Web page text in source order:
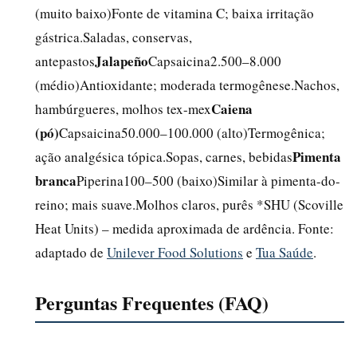
(muito baixo)Fonte de vitamina C; baixa irritação
gástrica.Saladas, conservas,
antepastosJalapeñoCapsaicina2.500–8.000
(médio)Antioxidante; moderada termogênese.Nachos,
hambúrgueres, molhos tex-mexCaiena
(pó)Capsaicina50.000–100.000 (alto)Termogênica;
ação analgésica tópica.Sopas, carnes, bebidasPimenta
brancaPiperina100–500 (baixo)Similar à pimenta-do-
reino; mais suave.Molhos claros, purês *SHU (Scoville
Heat Units) – medida aproximada de ardência. Fonte:
adaptado de Unilever Food Solutions e Tua Saúde.
Perguntas Frequentes (FAQ)